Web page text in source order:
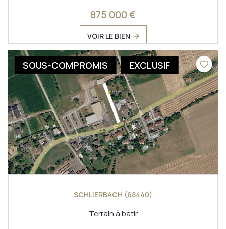
875 000 €
VOIR LE BIEN
SOUS-COMPROMIS EXCLUSIF
SCHLIERBACH (68440)
Terrain à batir